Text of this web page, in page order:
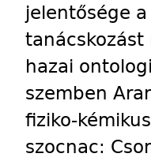
jelentősége
hazai
szemben
fiziko-
szocnac: